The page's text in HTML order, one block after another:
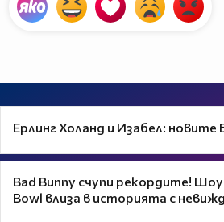
Ерлинг Холанд и Изабел: новите
Bad Bunny счупи рекордите!
Bowl влиза в историята с